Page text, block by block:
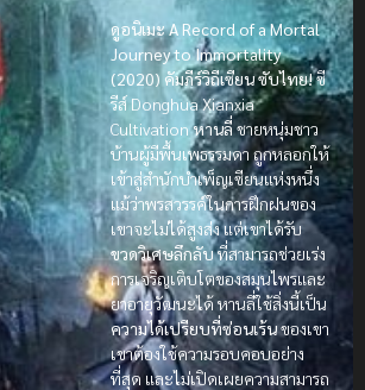
ดูอนิเมะ A Record of a Mortal
Journey to Immortality
(2020) คัมภีร์วิถีเซียน ซับไทย!ซี
รีส์ Donghua Xianxia
Cultivationหานลี่ ชายหนุ่มชาว
บ้านผู้มีพื้นเพธรรมดา ถูกหลอกให้
เข้าสู่สำนักบำเพ็ญเซียนแห่งหนึ่ง
แม้ว่าพรสวรรค์ในการฝึกฝนของ
เขาจะไม่ได้สูงส่ง แต่เขาได้รับ
ขวดวิเศษลึกลับที่สามารถช่วยเร่ง
การเจริญเติบโตของสมุนไพรและ
ยาอายุวัฒนะได้ หานลี่ใช้สิ่งนี้เป็น
ความได้เปรียบที่ซ่อนเร้นของเขา
เขาต้องใช้ความรอบคอบอย่าง
ที่สุด และไม่เปิดเผยความสามารถ